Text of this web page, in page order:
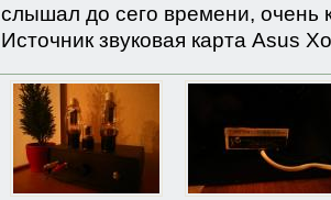
слышал до сего времени, очень
Источник звуковая карта Asus